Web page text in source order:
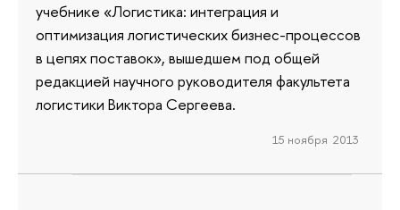
учебнике «Логистика: интеграция и
оптимизация логистических бизнес-процессов
в цепях поставок», вышедшем под общей
редакцией научного руководителя факультета
логистики Виктора Сергеева.
15 ноября 2013